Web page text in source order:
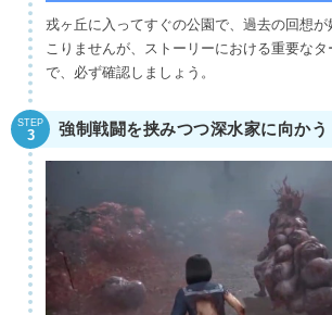
戎ヶ丘に入ってすぐの公園で、過去の回想
こりませんが、ストーリーにおける重要な
で、必ず確認しましょう。
STEP
3 強制戦闘を挟みつつ深水家に向かう